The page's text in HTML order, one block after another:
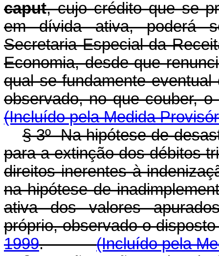
caput, cujo crédito que se
em dívida ativa, poderá
Secretaria Especial da
Economia, desde que
qual se fundamente
observado, no que
(Incluído pela Medida
§ 3º Na hipótese de
para a extinção dos débitos
direitos inerentes à
na hipótese de
ativa dos valores
próprio, observado o
1999.(Incluído pela